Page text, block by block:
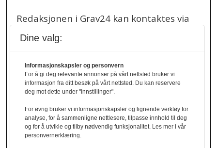
Redaksjonen i Grav24 kan kontaktes via
redaksjon@grav24.no
annonser/stillingsannonser, kan du bruke
denne e-post adressen:
annonse@grav24.no
Ved å følge linken under finner du vår
personvernerklæring.
Dine valg:
Informasjonskapsler og personvern
For å gi deg relevante annonser på vårt nettsted bruker vi
informasjon fra ditt besøk på vårt nettsted. Du kan reservere
deg mot dette under "Innstillinger".
For øvrig bruker vi informasjonskapsler og lignende verktøy for
analyse, for å sammenligne nettlesere, tilpasse innhold til deg
og for å utvikle og tilby nødvendig funksjonalitet. Les mer i vår
personvernerklæring.